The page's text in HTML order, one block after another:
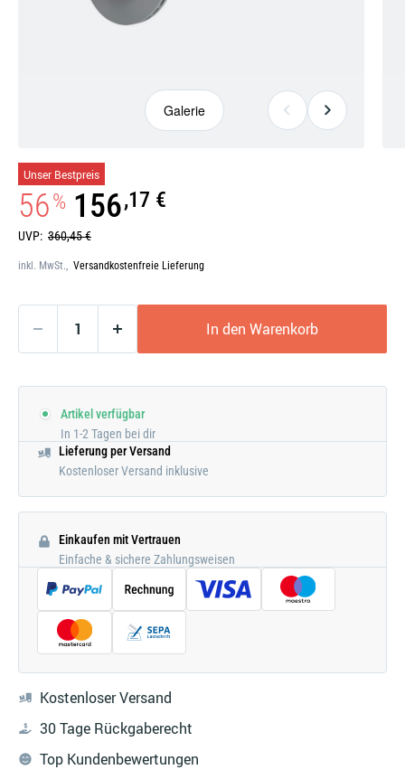
Galerie
öffnen
Galerie
UVP: 360,45 €
56% 156,17 €
Unser Bestpreis
inkl. MwSt., Versandkostenfreie Lieferung
In den Warenkorb
Artikel verfügbar
In 1-2 Tagen bei dir
Lieferung per Versand
Kostenloser Versand inklusive
Einkaufen mit Vertrauen
Einfache & sichere Zahlungsweisen
Kostenloser Versand
30 Tage Rückgaberecht
Top Kundenbewertungen